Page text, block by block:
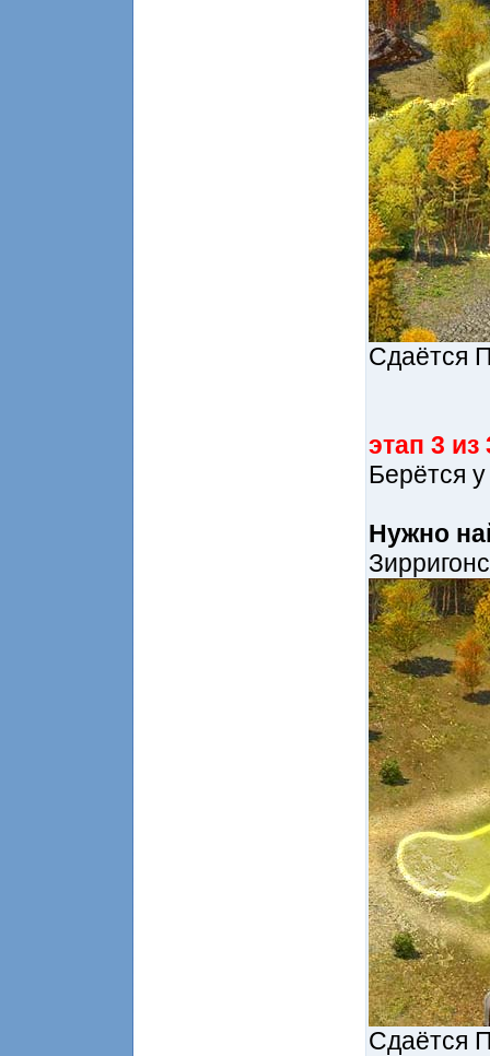
Сдаётся
этап 3 из
Берётся
Нужно
Сдаётся